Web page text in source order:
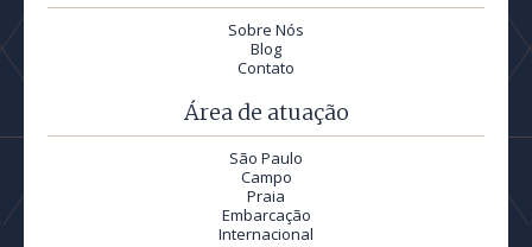
Sobre Nós
Blog
Contato
Área de atuação
São Paulo
Campo
Praia
Embarcação
Internacional